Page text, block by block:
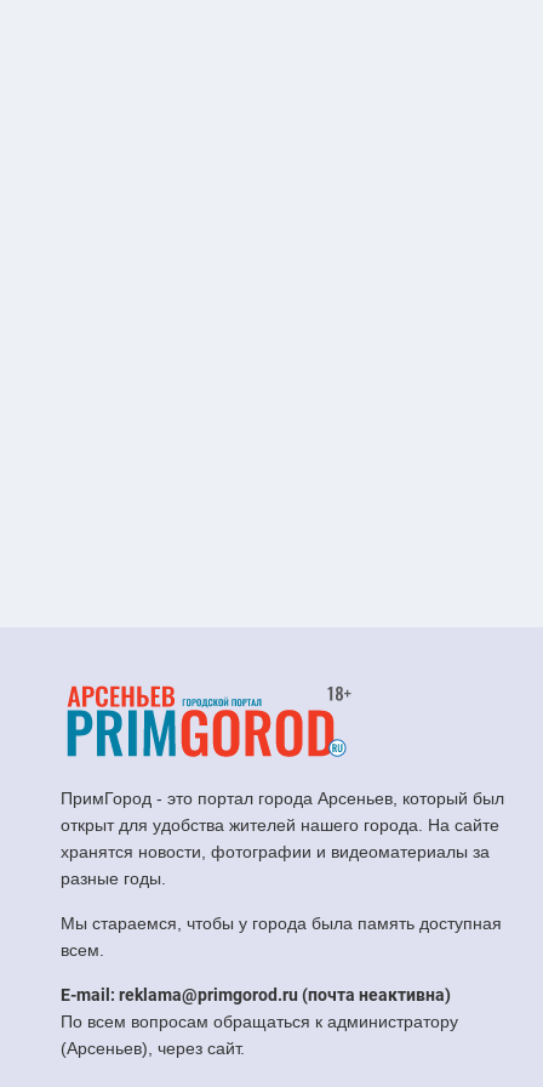
ПримГород - это портал города Арсеньев, который был
открыт для удобства жителей нашего города. На сайте
хранятся новости, фотографии и видеоматериалы за
разные годы.
Мы стараемся, чтобы у города была память доступная
всем.
E-mail: reklama@primgorod.ru (почта неактивна)
По всем вопросам обращаться к администратору
(Арсеньев), через сайт.